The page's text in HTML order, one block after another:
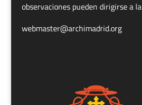
observaciones pueden dirigirse a
webmaster@archimadrid.org